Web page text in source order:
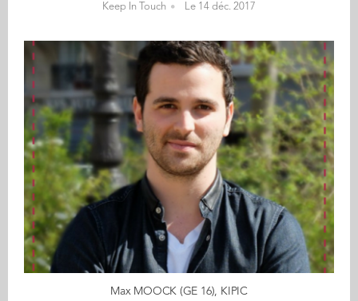
Keep In Touch Le 14 déc. 2017
Max MOOCK (GE 16), KIPIC